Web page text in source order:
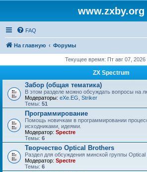
www.zxby.org
FAQ
На главную Форумы
Текущее время: Пт авг 07, 2026
ZX Spectrum
Забор (общая тематика)
В этом разделе можно обсуждать вопросы на
Модераторы: eXe.EG Striker
Темы: 51
Программирование
Помощь новичкам в программировании
исходниками, идеями.
Модератор: Spectre
Темы: 6
Творчество Optical Brothers
Раздел для обсуждения минской группы Optical
Модератор: Spectre
Темы: 6